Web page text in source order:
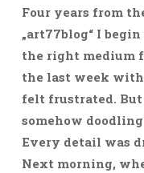
Four years from
„art77blog“ I
the right medium
the last week
felt frustrated. But
somehow
Every detail was
Next morning,